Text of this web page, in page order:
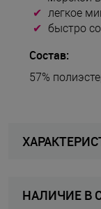
легкое
быстро
Cостав:
57%
Артикул
НАЛИЧИЕ В